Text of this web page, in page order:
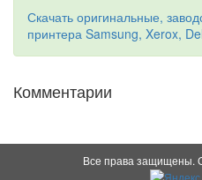
Скачать оригинальные,
принтера Samsung, Xerox,
Комментарии
Все права защищены.